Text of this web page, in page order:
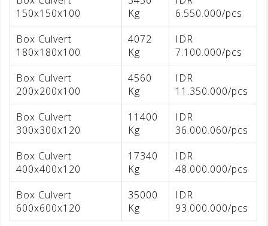
150x150x100
Kg
6.550.000/pcs
Box Culvert
180x180x100
4072
Kg
IDR
7.100.000/pcs
Box Culvert
200x200x100
4560
Kg
IDR
11.350.000/pcs
Box Culvert
300x300x120
11400
Kg
IDR
36.000.060/pcs
Box Culvert
400x400x120
17340
Kg
IDR
48.000.000/pcs
Box Culvert
600x600x120
35000
Kg
IDR
93.000.000/pcs